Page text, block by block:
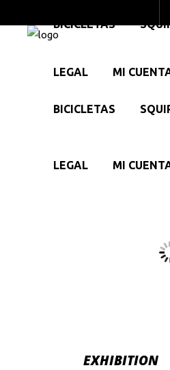
BICICLETAS
LEGAL MI
BICICLETAS
LEGAL MI
EXHIBITION